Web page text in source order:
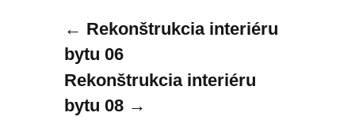
← Rekonštrukcia interiéru
bytu 06
Rekonštrukcia interiéru
bytu 08→